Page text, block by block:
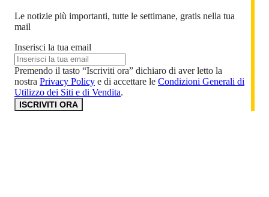
Le notizie più importanti, tutte le settimane, gratis nella tua
mail
Inserisci la tua email
Premendo il tasto “Iscriviti ora” dichiaro di aver letto la
nostra Privacy Policy e di accettare le Condizioni Generali di
Utilizzo dei Siti e di Vendita.
ISCRIVITI ORA